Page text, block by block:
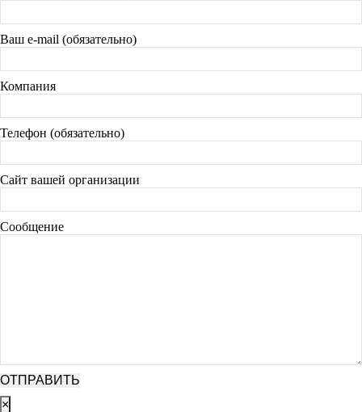
Ваш e-mail (обязательно)
Компания
Телефон (обязательно)
Сайт вашей организации
Сообщение
×